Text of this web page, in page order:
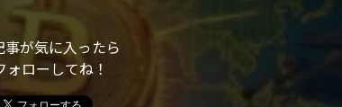
事が気に入ったら
ローしてね！